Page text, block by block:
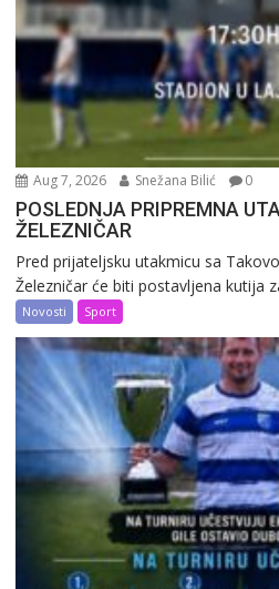
Aug 7, 2026 Snežana Bilić 0
POSLEDNJA PRIPREMNA
ŽELEZNIČAR
Pred prijateljsku utakmicu sa
Železničar će biti postavljena kutija
Novosti Sport